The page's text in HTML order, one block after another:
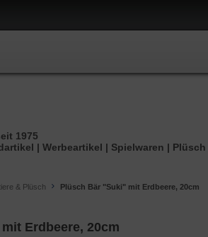
1975
| Werbeartikel | Spielwaren | Plüsch
& Plüsch Plüsch Bär "Suki" mit Erdbeere, 20cm
Erdbeere, 20cm